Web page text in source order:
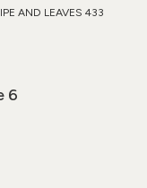
AND LEAVES 433
6